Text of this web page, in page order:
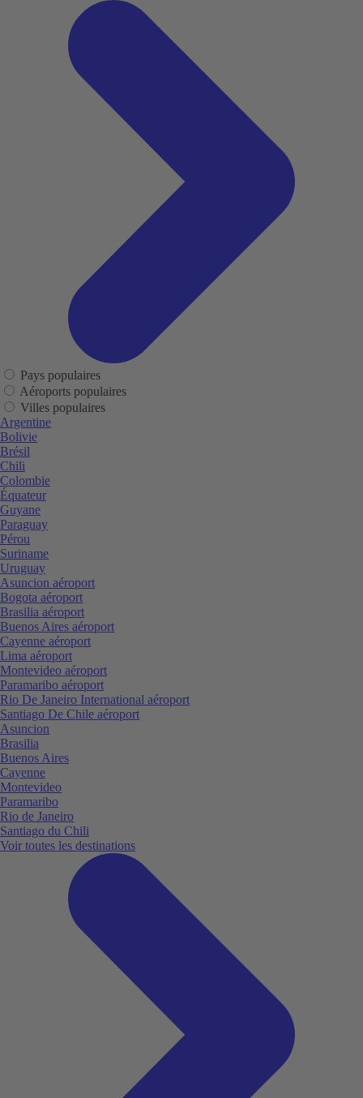
Pays populaires
Aéroports populaires
Villes populaires
Argentine
Bolivie
Brésil
Chili
Colombie
Équateur
Guyane
Paraguay
Pérou
Suriname
Uruguay
Asuncion aéroport
Bogota aéroport
Brasilia aéroport
Buenos Aires aéroport
Cayenne aéroport
Lima aéroport
Montevideo aéroport
Paramaribo aéroport
Rio De Janeiro International aéroport
Santiago De Chile aéroport
Asuncion
Brasilia
Buenos Aires
Cayenne
Montevideo
Paramaribo
Rio de Janeiro
Santiago du Chili
Voir toutes les destinations